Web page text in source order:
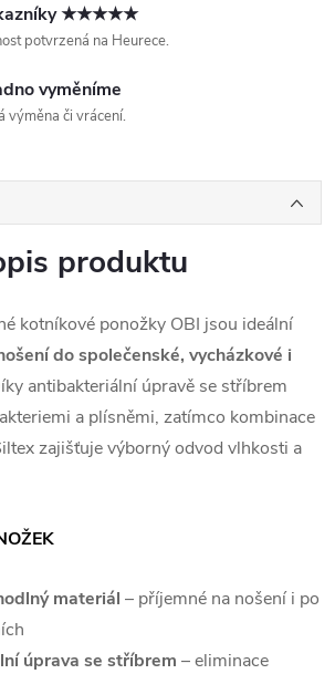
★★★★★
potvrzená na Heurece.
vyměníme
výměna či vrácení.
produktu
kotníkové ponožky OBI jsou ideální
do společenské, vycházkové i
antibakteriální úpravě se stříbrem
a plísněmi, zatímco kombinace
zajišťuje výborný odvod vlhkosti a
materiál – příjemné na nošení i po
úprava se stříbrem – eliminace